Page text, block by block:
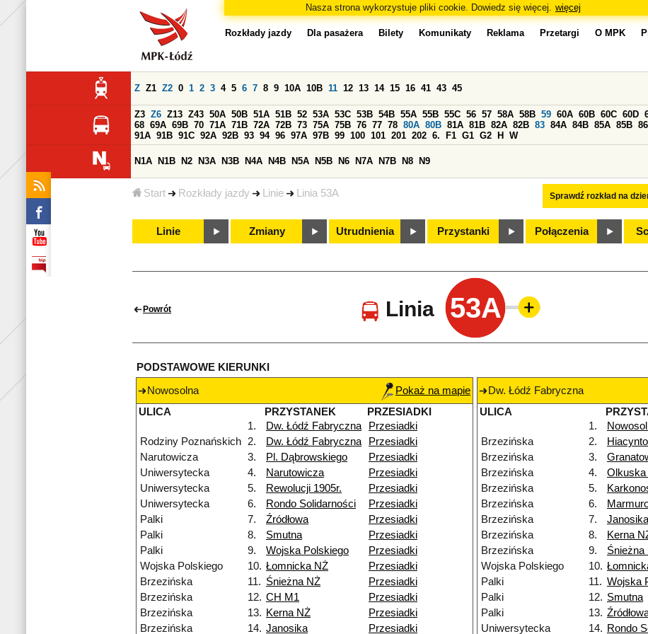
Nasza strona wykorzystuje pliki cookie. Dowiedz się więcej. więcej
Start Rozkłady jazdy Linie Linia 53A
Rozkłady jazdy Dla pasażera Bilety Komunikaty Reklama Przetargi O MPK
Sprawdź rozkład na
Z Z1 Z2 0 1 2 3 4 5 6 7 8 9 10A 10B 11 12 13 14 15 16 41 43 45
Z3 Z6 Z13 Z43 50A 50B 51A 51B 52 53A 53C 53B 54B 55A 55B 55C 56 57 58A 58B 59 60A 60B 60C 60D
68 69A 69B 70 71A 71B 72A 72B 73 75A 75B 76 77 78 80A 80B 81A 81B 82A 82B 83 84A 84B 85A 85B 86
91A 91B 91C 92A 92B 93 94 96 97A 97B 99 100 101 201 202 6. F1 G1 G2 H W
N1A N1B N2 N3A N3B N4A N4B N5A N5B N6 N7A N7B N8 N9
Linie Zmiany Utrudnienia Przystanki Połączenia
Powrót Linia 53A
PODSTAWOWE KIERUNKI
Nowosolna
Pokaż na mapie
ULICA
PRZYSTANEK
PRZESIADKI
1.
Dw. Łódź Fabryczna
Przesiadki
Rodziny Poznańskich
2. Dw. Łódź Fabryczna
Przesiadki
Narutowicza
3. Pl. Dąbrowskiego
Przesiadki
Uniwersytecka
4. Narutowicza
Przesiadki
Uniwersytecka
5. Rewolucji 1905r.
Przesiadki
Uniwersytecka
6. Rondo Solidarności
Przesiadki
Palki
7. Źródłowa
Przesiadki
Palki
8. Smutna
Przesiadki
Palki
9. Wojska Polskiego
Przesiadki
Wojska Polskiego
10. Łomnicka NŻ
Przesiadki
Brzezińska
11. Śnieżna NŻ
Przesiadki
Brzezińska
12. CH M1
Przesiadki
Brzezińska
13. Kerna NŻ
Przesiadki
Brzezińska
14. Janosika Przesiadki
Dw. Łódź Fabryczna
ULICA
1.
Brzezińska
2.
Brzezińska
3.
Brzezińska
4. Olkuska
Brzezińska
5.
Brzezińska
6.
Brzezińska
7. Janosika
Brzezińska
8. Kerna
Brzezińska
9. Śnieżna
Wojska Polskiego
10.
Palki
11. Wojska
Palki
12. Smutna
Palki
13.
Uniwersytecka
14. Rondo